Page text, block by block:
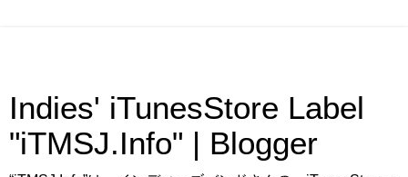
Indies' iTunesStore Label
"iTMSJ.Info" | Blogger